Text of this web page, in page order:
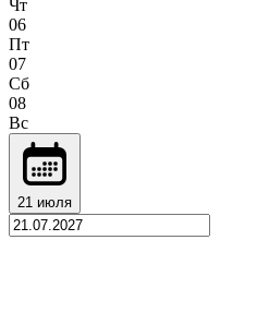
Чт
06
Пт
07
Сб
08
Вс
21 июля